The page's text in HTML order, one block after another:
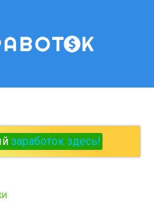
заработок здесь!